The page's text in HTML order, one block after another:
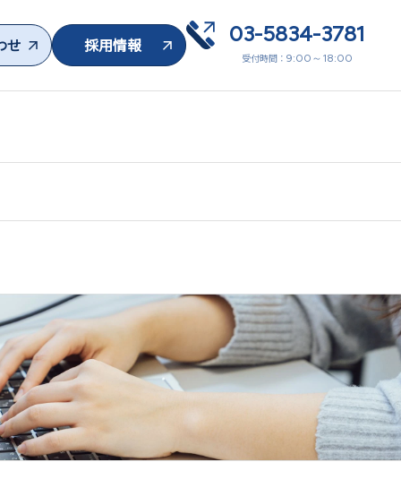
せ 採用情報 03-5834-3781
受付時間： 9:00～18:00